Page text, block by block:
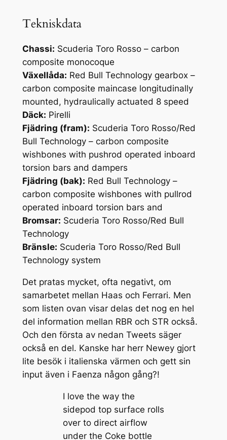
Tekniskdata
Chassi: Scuderia Toro Rosso – carbon
composite monocoque
Växellåda: Red Bull Technology gearbox –
carbon composite maincase longitudinally
mounted, hydraulically actuated 8 speed
Däck: Pirelli
Fjädring (fram): Scuderia Toro Rosso/Red
Bull Technology – carbon composite
wishbones with pushrod operated inboard
torsion bars and dampers
Fjädring (bak): Red Bull Technology –
carbon composite wishbones with pullrod
operated inboard torsion bars and
Bromsar: Scuderia Toro Rosso/Red Bull
Technology
Bränsle: Scuderia Toro Rosso/Red Bull
Technology system
Det pratas mycket, ofta negativt, om
samarbetet mellan Haas och Ferrari. Men
som listen ovan visar delas det nog en hel
del information mellan RBR och STR också.
Och den första av nedan Tweets säger
också en del. Kanske har herr Newey gjort
lite besök i italienska värmen och gett sin
input även i Faenza någon gång?!
I love the way the
sidepod top surface rolls
over to direct airflow
under the Coke bottle